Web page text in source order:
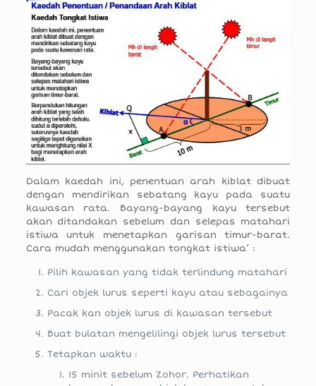
Dalam kaedah ini, penentuan arah kiblat dibuat
dengan mendirikan sebatang kayu pada suatu
kawasan rata. Bayang-bayang kayu tersebut
akan ditandakan sebelum dan selepas matahari
istiwa untuk menetapkan garisan timur-barat.
Cara mudah menggunakan tongkat istiwa’ :
Pilih kawasan yang tidak terlindung matahari
Cari objek lurus seperti kayu atau sebagainya
Pacak kan objek lurus di kawasan tersebut
Buat bulatan mengelilingi objek lurus tersebut
Tetapkan waktu :
15 minit sebelum Zohor. Perhatikan